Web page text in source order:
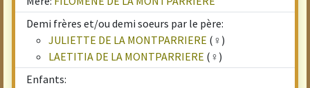
Demi frères et/ou demi soeurs par le père:
JULIETTE DE LA MONTPARRIERE (♀)
LAETITIA DE LA MONTPARRIERE (♀)
Enfants: